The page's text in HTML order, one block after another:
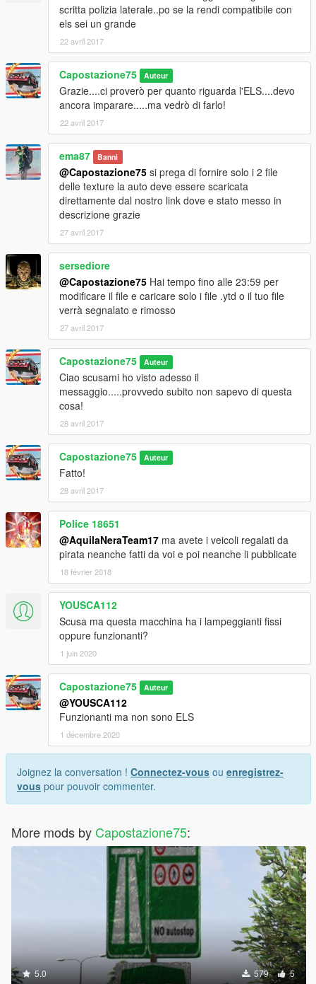
scritta polizia laterale..po se la rendi compatibile con
els sei un grande
22 avril 2017
Capostazione75 Auteur
Grazie....ci proverò per quanto riguarda l'ELS....devo
ancora imparare.....ma vedrò di farlo!
22 avril 2017
ema87 Banni
@Capostazione75 si prega di fornire solo i 2 file
delle texture la auto deve essere scaricata
direttamente dal nostro link dove e stato messo in
descrizione grazie
27 avril 2017
sersediore
@Capostazione75 Hai tempo fino alle 23:59 per
modificare il file e caricare solo i file .ytd o il tuo file
verrà segnalato e rimosso
27 avril 2017
Capostazione75 Auteur
Ciao scusami ho visto adesso il
messaggio.....provvedo subito non sapevo di questa
cosa!
28 avril 2017
Capostazione75 Auteur
Fatto!
28 avril 2017
Police 18651
@AquilaNeraTeam17 ma avete i veicoli regalati da
pirata neanche fatti da voi e poi neanche li pubblicate
18 février 2018
YOUSCA112
Scusa ma questa macchina ha i lampeggianti fissi
oppure funzionanti?
1 juin 2020
Capostazione75 Auteur
@YOUSCA112
Funzionanti ma non sono ELS
1 décembre 2020
Joignez la conversation ! Connectez-vous ou enregistrez-
vous pour pouvoir commenter.
More mods by Capostazione75:
5.0 579 5